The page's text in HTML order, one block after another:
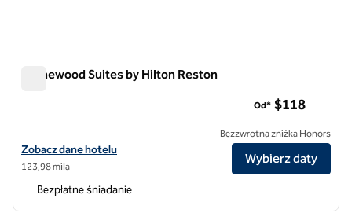
Homewood Suites by Hilton Reston
Zobacz szczegóły hotelu Homewood Suites by Hilton Reston
Zobacz dane hotelu
123,98 mila
Od* $118
Bezzwrotna zniżka Honors
Wybierz daty
Bezpłatne śniadanie